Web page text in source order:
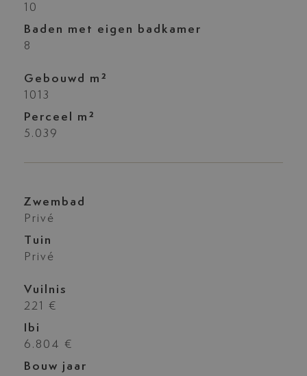
10
Baden met eigen badkamer
8
Gebouwd m²
1013
Perceel m²
5.039
Zwembad
Privé
Tuin
Privé
Vuilnis
221 €
Ibi
6.804 €
Bouw jaar